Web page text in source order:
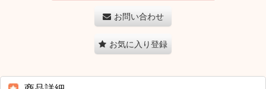
お問い合わせ
お気に入り登録